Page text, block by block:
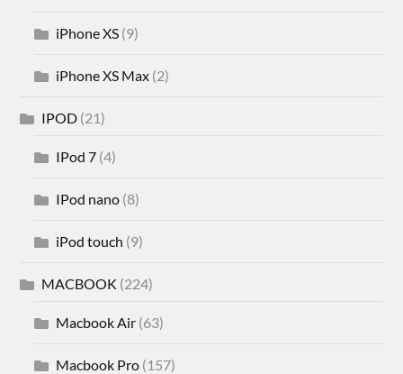
iPhone XS (9)
iPhone XS Max (2)
IPOD (21)
IPod 7 (4)
IPod nano (8)
iPod touch (9)
MACBOOK (224)
Macbook Air (63)
Macbook Pro (157)